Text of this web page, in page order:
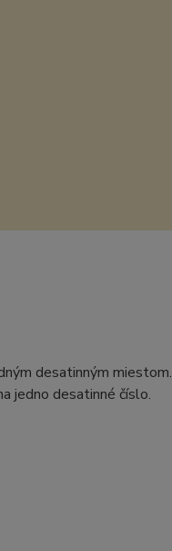
desatinným miestom.
jedno desatinné číslo.